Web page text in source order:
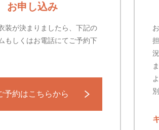
お申し込み
装が決まりましたら、下記の
もしくはお電話にてご予約下
予約はこちらから